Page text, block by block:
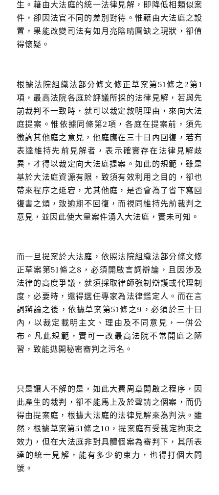
生。藉由大法庭的統一法律見解，即降低相類似案
件，卻因法官不同的差別對待。惟藉由大法庭之設
置，果能改變司法有如月亮陰晴圓缺之現狀，卻值
得懷疑。
根據法院組織法部分條文修正草案第51條之2第1
項，最高法院各庭於評議所採的法律見解，若與先
前裁判不一致時，就可以裁定敘明理由，來向大法
庭提案。惟依據同條第2項，各庭在提案前，須先
徵詢其他庭之意見，他庭應在三十日內回復，若有
表達維持先前見解者，表示確實存在法律見解歧
異，才得以裁定向大法庭提案。如此的規範，雖是
基於大法庭資源有限，致須有效利用之目的，卻也
帶來程序之延宕，尤其他庭，是否會為了省下寫回
復書之煩，致逾期不回復，而視同維持先前裁判之
意見，並因此使大量案件湧入大法庭，實未可知。
而一旦提案於大法庭，依照法院組織法部分條文修
正草案第51條之8，必須開啟言詞辯論，且因涉及
法律的高度爭議，就須採取律師強制辯護或代理制
度，必要時，還得選任專家為法律鑑定人。而在言
詞辯論之後，依據草案第51條之9，必須於三十日
內，以裁定載明主文、理由及不同意見，一併公
布。凡此規範，實可一改最高法院不常開庭之陋
習，致能拋開秘密審判之污名。
只是讓人不解的是，如此大費周章開啟之程序，因
此產生的裁判，卻不能馬上及於聲請之個案，而仍
得由提案庭，根據大法庭的法律見解來為判決。雖
然，根據草案第51條之10，提案庭有受裁定拘束之
效力，但在大法庭非對具體個案為審判下，其所表
達的統一見解，能有多少約束力，也得打個大問
號。